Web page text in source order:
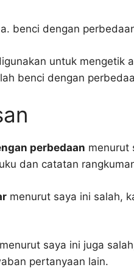
benci dengan
untuk mengetik
benci dengan
perbedaan menurut
dan catatan
menurut saya ini salah,
menurut saya ini juga
pertanyaan lain.